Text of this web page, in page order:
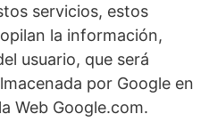
servicios, estos
la información,
usuario, que será
por Google en
Web Google.com.